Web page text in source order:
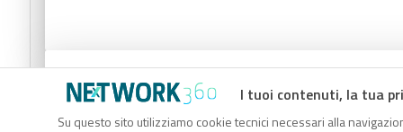
I tuoi contenuti, la tua
Su questo sito utilizziamo cookie tecnici necessari alla
Codice Rss
Clicca sul pulsante per copiare il link RSS negli